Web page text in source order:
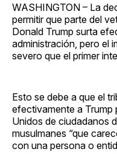
WASHINGTON – La
permitir que parte del
Donald Trump surta
administración, pero el
severo que el primer
Esto se debe a que el
efectivamente a Trump
Unidos de ciudadanos
musulmanes “que
con una persona o